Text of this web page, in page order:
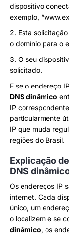
dispositivo
exemplo,
2. Esta
o domínio para o
3. O seu
solicitado.
E se o endereço
DNS dinâmico
IP
particularmente
IP que muda
regiões do Brasil.
Explicação
DNS
Os endereços IP
internet. Cada
único, um
o localizem e se
dinâmico, os